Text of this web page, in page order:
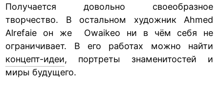
Получается довольно своеобразное
творчество. В остальном художник Ahmed
Alrefaie он же Owaikeo ни в чём себя не
ограничивает. В его работах можно найти
концепт-идеи, портреты знаменитостей и
миры будущего.